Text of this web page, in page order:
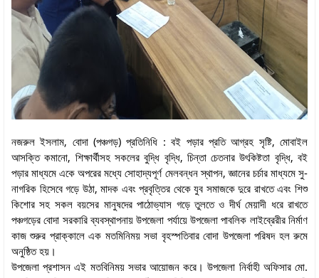
নজরুল ইসলাম, বোদা (পঞ্চগড়) প্রতিনিধি : বই পড়ার প্রতি আগ্রহ সৃষ্টি, মোবাইল
আসক্তি কমানো, শিক্ষার্থীসহ সকলের বুদ্ধি বৃদ্ধি, চিন্তা চেতনার উৎকিষ্টতা বৃদ্ধি, বই
পড়ার মাধ্যমে একে অপরের মধ্যে সোহাদ্যপূর্ণ মেলবন্ধন স্থাপন, জ্ঞানের চর্চার মাধ্যমে সু-
নাগরিক হিসেবে গড়ে উঠা, মাদক এবং প্রবৃত্তির থেকে যুব সমাজকে দুরে রাখতে এবং শিশু
কিশোর সহ সকল বয়সের মানুষদের পাঠোভ্যাস গড়ে তুলতে ও দীর্ঘ মেয়াদী ধরে রাখতে
পঞ্চগড়ের বোদা সরকারি ব্যবস্থাপনায় উপজেলা পর্যায়ে উপজেলা পাবলিক লাইব্রেরীর নির্মাণ
কাজ শুরুর প্রাক্কালে এক মতমিনিময় সভা বৃহস্পতিবার বোদা উপজেলা পরিষদ হল রুমে
অনুষ্ঠিত হয়।
উপজেলা প্রশাসন এই মতবিনিময় সভার আয়োজন করে। উপজেলা নির্বাহী অফিসার মো.